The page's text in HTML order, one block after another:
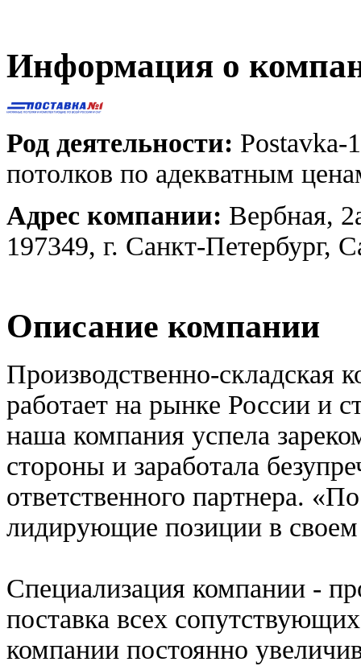
Информация о
Род деятельности:
потолков по адекватным
Адрес компании: Вербная,
197349, г. Санкт-Петербург,
Описание компании
Производственно-
работает на рынке России и
наша компания успела
стороны и заработала
ответственного партнера.
лидирующие позиции в своем
Специализация компании -
поставка всех
компании постоянно